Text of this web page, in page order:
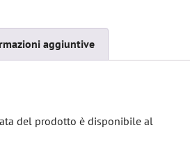
aggiuntive
del prodotto è disponibile al